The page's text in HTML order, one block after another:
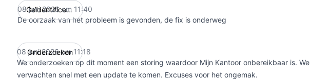
Geïdentificeerd
08 juni 2026 om 11:40
De oorzaak van het probleem is gevonden, de fix is onderweg
Onderzoeken
08 juni 2026 om 11:18
We onderzoeken op dit moment een storing waardoor Mijn Kantoor onbereikbaar is. We
verwachten snel met een update te komen. Excuses voor het ongemak.